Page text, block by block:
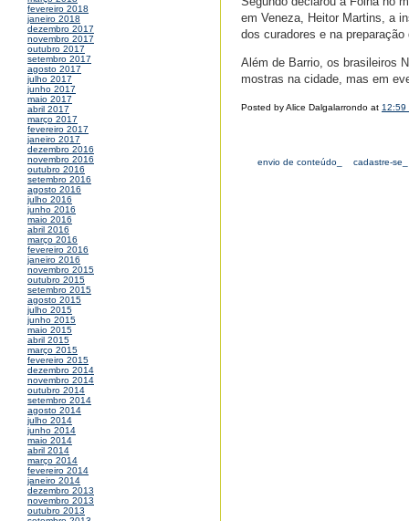
fevereiro 2018
janeiro 2018
dezembro 2017
novembro 2017
outubro 2017
setembro 2017
agosto 2017
julho 2017
junho 2017
maio 2017
abril 2017
março 2017
fevereiro 2017
janeiro 2017
dezembro 2016
novembro 2016
outubro 2016
setembro 2016
agosto 2016
julho 2016
junho 2016
maio 2016
abril 2016
março 2016
fevereiro 2016
janeiro 2016
novembro 2015
outubro 2015
setembro 2015
agosto 2015
julho 2015
junho 2015
maio 2015
abril 2015
março 2015
fevereiro 2015
dezembro 2014
novembro 2014
outubro 2014
setembro 2014
agosto 2014
julho 2014
junho 2014
maio 2014
abril 2014
março 2014
fevereiro 2014
janeiro 2014
dezembro 2013
novembro 2013
outubro 2013
em Veneza, Heitor Martins, a
dos curadores e na preparação
Além de Barrio, os brasileiros
mostras na cidade, mas em
Posted by Alice Dalgalarrondo at 12:59
envio de conteúdo_ cadastre-se_